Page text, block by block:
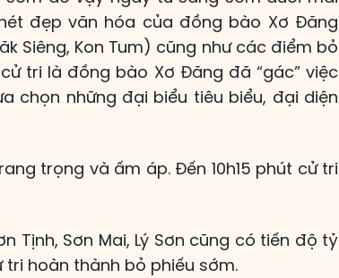
đẹp văn hóa của đồng bào Xơ Đăng
Siêng, Kon Tum) cũng như các điểm bỏ
tri là đồng bào Xơ Đăng đã “gác” việc
chọn những đại biểu tiêu biểu, đại diện
trọng và ấm áp. Đến 10h15 phút cử tri
Tịnh, Sơn Mai, Lý Sơn cũng có tiến độ tỷ
hoàn thành bỏ phiếu sớm.